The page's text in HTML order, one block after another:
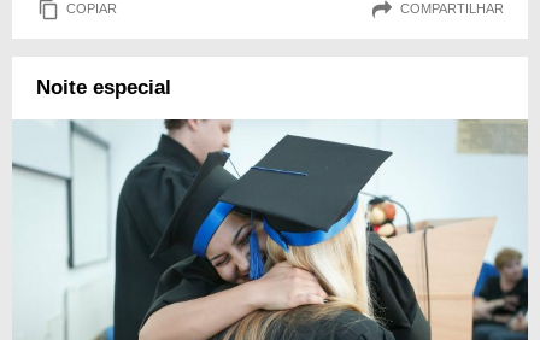
COPIAR COMPARTILHAR
Noite especial